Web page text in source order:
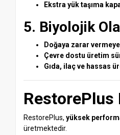
Ekstra yük taşıma
5. Biyolojik
Doğaya zarar
Çevre dostu üretim
Gıda, ilaç ve hassas
RestorePlus
RestorePlus,yüksek
üretmektedir.